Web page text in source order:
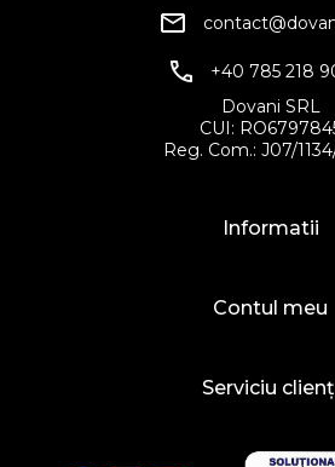
+40 785 218
Dovani SRL
CUI:
Reg. Com.: J07/
Informatii
Contul meu
Serviciu